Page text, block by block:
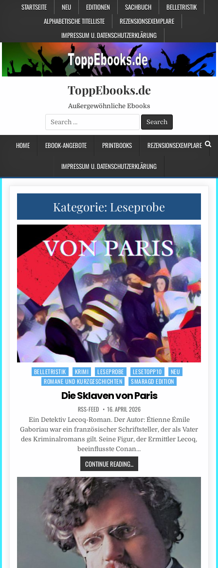
STARTSEITE NEU EDITIONEN SACHBUCH
BELLETRISTIK
ALPHABETISCHE TITELLISTE
REZENSIONSEXEMPLARE
IMPRESSUM U. DATENSCHUTZERKLÄRUNG
ToppEbooks.de
Außergewöhnliche Ebooks
Search
for:
HOME EBOOK-ANGEBOTE PRINTBOOKS REZENSIONSEXEMPLARE
IMPRESSUM U. DATENSCHUTZERKLÄRUNG
Kategorie: Leseprobe
Posted
BELLETRISTIK KRIMI LESEPROBE LESETOPP10
NEU
ROMANE UND KURZGESCHICHTEN
SMARAGD EDITION
Die Sklaven von Paris
RSS-FEED 16. APRIL 2026
Ein Detektiv Lecoq-Roman. Der Autor: Étienne Émile
Gaboriau war ein französischer Schriftsteller, der als Vater
des Kriminalromans gilt. Seine Figur, der Ermittler Lecoq,
beeinflusste Conan…
CONTINUE READING...